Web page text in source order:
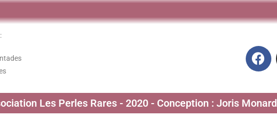
Les Perles Rares - 2020 - Conception : Joris Monard